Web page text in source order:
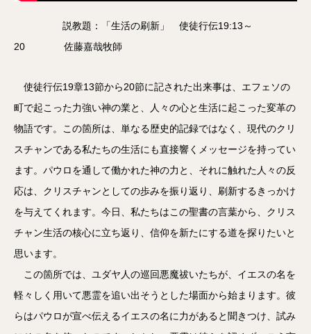
説教題：「生活の刷新」 使徒行伝19:13～
20 佐藤嘉哉牧師
使徒行伝19章13節から20節に記された出来事は、エフェソの
町で起こった力強い神の業と、人々の心と生活に起こった変革の
物語です。この箇所は、単なる歴史的記録ではなく、現代のクリ
スチャンである私たちの生活にも直接響くメッセージを持ってい
ます。パウロを通して働かれた神の力と、それに触れた人々の反
応は、クリスチャンとしての歩みを振り返り、刷新するきっかけ
を与えてくれます。今日、私たちはこの聖書の言葉から、クリス
チャン生活の核心に立ち返り、信仰を新たにする道を探りたいと
思います。
この箇所では、ユダヤ人の巡回悪魔祓いたちが、イエスの名を
軽々しく用いて悪霊を追い出そうとした場面から始まります。彼
らはパウロが宣べ伝えるイエスの名に力があると聞きつけ、試み